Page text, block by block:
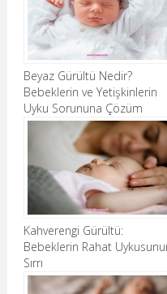
Beyaz Gürültü Nedir?
Bebeklerin ve Yetişkinlerin
Uyku Sorununa Çözüm
Kahverengi Gürültü:
Bebeklerin Rahat
Sırrı